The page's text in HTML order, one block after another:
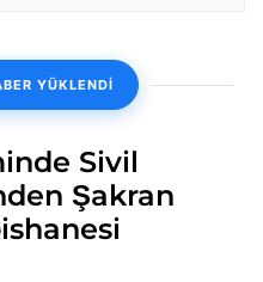
YÜKLENDİ
Sivil
Şakran